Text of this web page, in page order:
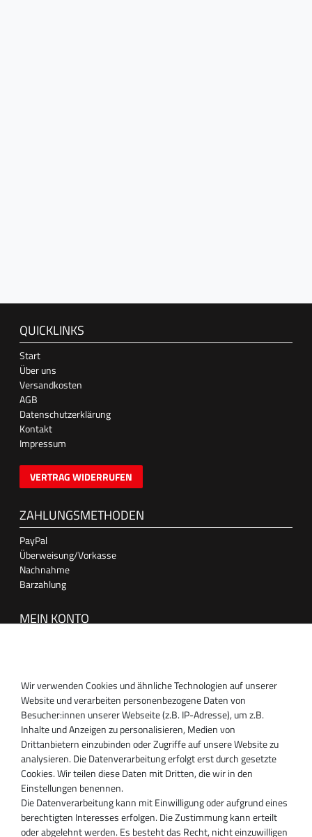
QUICKLINKS
Start
Über uns
Versandkosten
AGB
Datenschutzerklärung
Kontakt
Impressum
VERTRAG WIDERRUFEN
ZAHLUNGSMETHODEN
PayPal
Überweisung/Vorkasse
Nachnahme
Barzahlung
MEIN KONTO
SUPPORT
Inhaber:
Magnos Turbosystems GmbH
Miraustraße 27-29
D-13509 Berlin
+49 30 340 606 740
+49 30 340 606 740
+49 30 340 606 745
info@turboservice24.de
Wir verwenden Cookies und ähnliche Technologien auf unserer
Website und verarbeiten personenbezogene Daten von
Besucher:innen unserer Webseite (z.B. IP-Adresse), um z.B.
Inhalte und Anzeigen zu personalisieren, Medien von
Drittanbietern einzubinden oder Zugriffe auf unsere Website zu
analysieren. Die Datenverarbeitung erfolgt erst durch gesetzte
Cookies. Wir teilen diese Daten mit Dritten, die wir in den
Einstellungen benennen.
Die Datenverarbeitung kann mit Einwilligung oder aufgrund eines
berechtigten Interesses erfolgen. Die Zustimmung kann erteilt
oder abgelehnt werden. Es besteht das Recht, nicht einzuwilligen